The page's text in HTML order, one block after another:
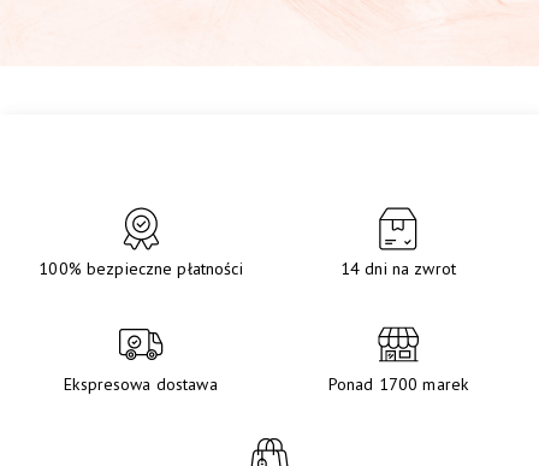
100% bezpieczne płatności 14 dni na zwrot
Ekspresowa dostawa Ponad 1700 marek